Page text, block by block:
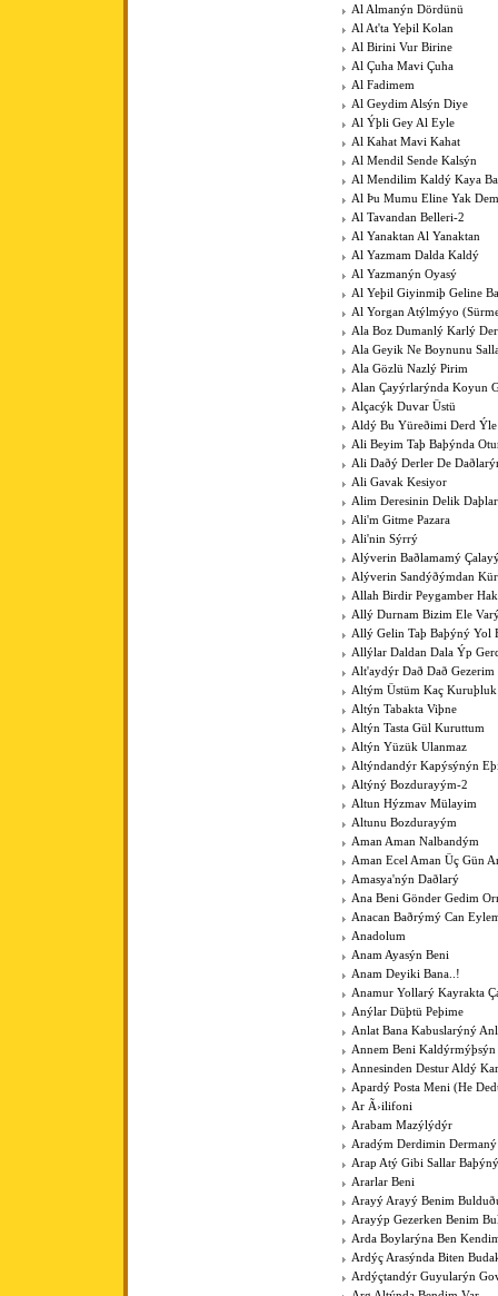
Al Almanýn Dördünü
Al At'ta Yeþil Kolan
Al Birini Vur Birine
Al Çuha Mavi Çuha
Al Fadimem
Al Geydim Alsýn Diye
Al Ýþli Gey Al Eyle
Al Kahat Mavi Kahat
Al Mendil Sende Kalsýn
Al Mendilim Kaldý Kaya
Al Þu Mumu Eline Yak
Al Tavandan Belleri-2
Al Yanaktan Al Yanaktan
Al Yazmam Dalda Kaldý
Al Yazmanýn Oyasý
Al Yeþil Giyinmiþ Geline
Al Yorgan Atýlmýyo
Ala Boz Dumanlý Karlý
Ala Geyik Ne Boynunu
Ala Gözlü Nazlý Pirim
Alan Çayýrlarýnda Koyun
Alçacýk Duvar Üstü
Aldý Bu Yüreðimi Derd
Ali Beyim Taþ Baþýnda
Ali Daðý Derler De
Ali Gavak Kesiyor
Alim Deresinin Delik
Ali'm Gitme Pazara
Ali'nin Sýrrý
Alýverin Baðlamamý
Alýverin Sandýðýmdan
Allah Birdir Peygamber Hak
Allý Durnam Bizim Ele
Allý Gelin Taþ Baþýný Yol
Allýlar Daldan Dala Ýp
Alt'aydýr Dað Dað Gezerim
Altým Üstüm Kaç Kuruþluk
Altýn Tabakta Viþne
Altýn Tasta Gül Kuruttum
Altýn Yüzük Ulanmaz
Altýndandýr Kapýsýnýn
Altýný Bozdurayým-2
Altun Hýzmav Mülayim
Altunu Bozdurayým
Aman Aman Nalbandým
Aman Ecel Aman Üç Gün
Amasya'nýn Daðlarý
Ana Beni Gönder Gedim
Anacan Baðrýmý Can
Anadolum
Anam Ayasýn Beni
Anam Deyiki Bana..!
Anamur Yollarý Kayrakta
Anýlar Düþtü Peþime
Anlat Bana Kabuslarýný
Annem Beni
Annesinden Destur Aldý
Apardý Posta Meni (He
Ar Ã›ilifoni
Arabam Mazýlýdýr
Aradým Derdimin
Arap Atý Gibi Sallar Baþýný
Ararlar Beni
Arayý Arayý Benim
Arayýp Gezerken Benim
Arda Boylarýna Ben
Ardýç Arasýnda Biten
Ardýçtandýr Guyularýn